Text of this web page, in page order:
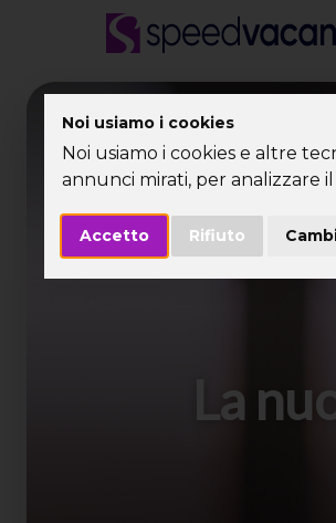
Noi usiamo i cookies
Noi usiamo i cookies e altre
annunci mirati, per analizzare
Accetto Rifiuto
La